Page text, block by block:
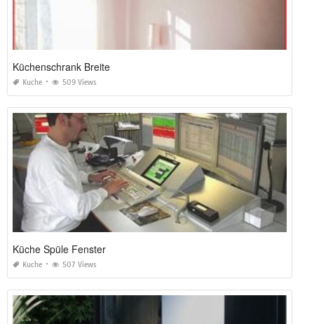
Küchenschrank Breite
Kuche 509 Views
Küche Spüle Fenster
Kuche 507 Views